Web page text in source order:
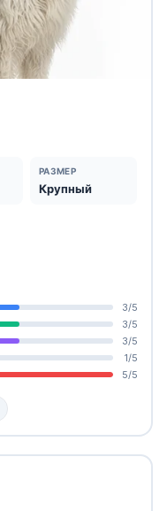
РАЗМЕР
Крупный
3/5
3/5
3/5
1/5
5/5